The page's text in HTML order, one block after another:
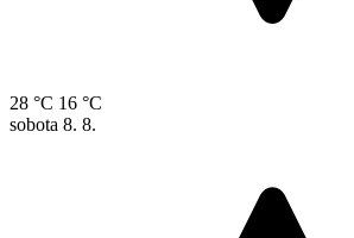
28 °C 16 °C
sobota 8. 8.